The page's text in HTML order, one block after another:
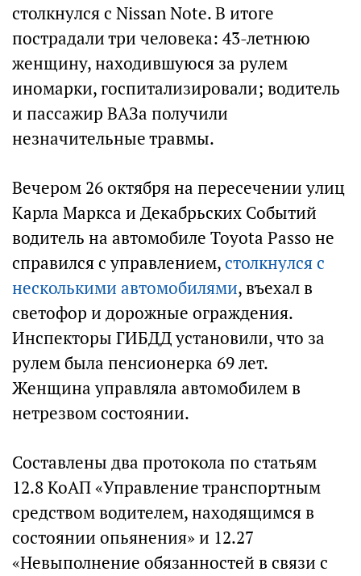
столкнулся с Nissan Note. В итоге
пострадали три человека: 43-летнюю
женщину, находившуюся за рулем
иномарки, госпитализировали; водитель
и пассажир ВАЗа получили
незначительные травмы.
Вечером 26 октября на пересечении улиц
Карла Маркса и Декабрьских Событий
водитель на автомобиле Toyota Passo не
справился с управлением,столкнулся с
несколькими автомобилями, въехал в
светофор и дорожные ограждения.
Инспекторы ГИБДД установили, что за
рулем была пенсионерка 69 лет.
Женщина управляла автомобилем в
нетрезвом состоянии.
Составлены два протокола по статьям
12.8 КоАП «Управление транспортным
средством водителем, находящимся в
состоянии опьянения» и 12.27
«Невыполнение обязанностей в связи с